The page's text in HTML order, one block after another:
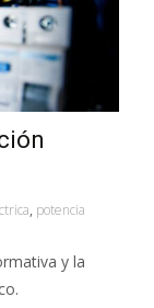
, potencia
y la